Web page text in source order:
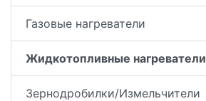
Газовые нагреватели
Жидкотопливные нагреватели
Зернодробилки/Измельчители